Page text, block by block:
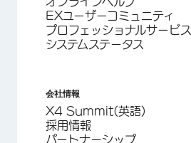
EXユーザーコミュニティ
プロフェッショナルサービス
システムステータス
会社情報
X4 Summit(英語)
採用情報
パートナーシップ